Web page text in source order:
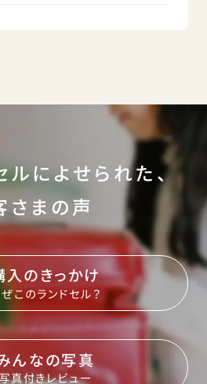
ルによせられた、
さまの声
入のきっかけ
このランドセル？
んなの写真
真付きレビュー